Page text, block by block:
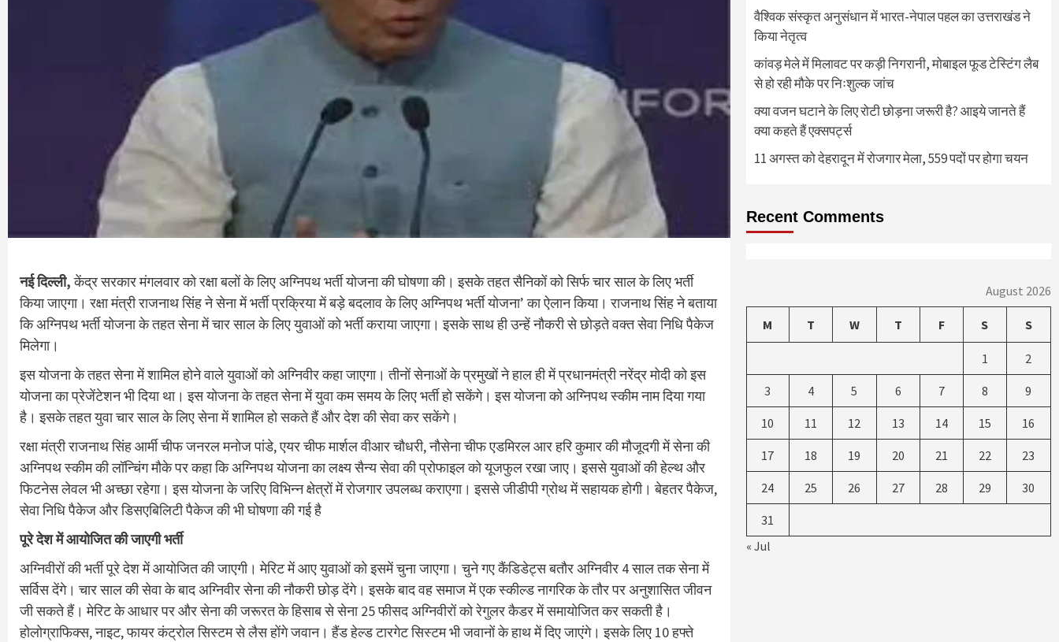
नई दिल्ली,केंद्र सरकार मंगलवार को रक्षा बलों के लिए अग्निपथ भर्ती योजना की घोषणा की। इसके तहत सैनिकों को सिर्फ चार साल के लिए भर्ती
किया जाएगा। रक्षा मंत्री राजनाथ सिंह ने सेना में भर्ती प्रक्रिया में बड़े बदलाव के लिए अग्निपथ भर्ती योजना’ का ऐलान किया। राजनाथ सिंह ने बताया
कि अग्निपथ भर्ती योजना के तहत सेना में चार साल के लिए युवाओं को भर्ती कराया जाएगा। इसके साथ ही उन्हें नौकरी से छोड़ते वक्त सेवा निधि पैकेज
मिलेगा।
इस योजना के तहत सेना में शामिल होने वाले युवाओं को अग्निवीर कहा जाएगा। तीनों सेनाओं के प्रमुखों ने हाल ही में प्रधानमंत्री नरेंद्र मोदी को इस
योजना का प्रेजेंटेशन भी दिया था। इस योजना के तहत सेना में युवा कम समय के लिए भर्ती हो सकेंगे। इस योजना को अग्निपथ स्कीम नाम दिया गया
है। इसके तहत युवा चार साल के लिए सेना में शामिल हो सकते हैं और देश की सेवा कर सकेंगे।
रक्षा मंत्री राजनाथ सिंह आर्मी चीफ जनरल मनोज पांडे, एयर चीफ मार्शल वीआर चौधरी, नौसेना चीफ एडमिरल आर हरि कुमार की मौजूदगी में सेना की
अग्निपथ स्कीम की लॉन्चिंग मौके पर कहा कि अग्निपथ योजना का लक्ष्य सैन्य सेवा की प्रोफाइल को यूजफुल रखा जाए। इससे युवाओं की हेल्थ और
फिटनेस लेवल भी अच्छा रहेगा। इस योजना के जरिए विभिन्न क्षेत्रों में रोजगार उपलब्ध कराएगा। इससे जीडीपी ग्रोथ में सहायक होगी। बेहतर पैकेज,
सेवा निधि पैकेज और डिसएबिलिटी पैकेज की भी घोषणा की गई है
पूरे देश में आयोजित की जाएगी भर्ती
अग्निवीरों की भर्ती पूरे देश में आयोजित की जाएगी। मेरिट में आए युवाओं को इसमें चुना जाएगा। चुने गए कैंडिडेट्स बतौर अग्निवीर 4 साल तक सेना में
सर्विस देंगे। चार साल की सेवा के बाद अग्निवीर सेना की नौकरी छोड़ देंगे। इसके बाद वह समाज में एक स्कील्ड नागरिक के तौर पर अनुशासित जीवन
जी सकते हैं। मेरिट के आधार पर और सेना की जरूरत के हिसाब से सेना 25 फीसद अग्निवीरों को रेगुलर कैडर में समायोजित कर सकती है।
होलोग्राफिक्स, नाइट, फायर कंट्रोल सिस्टम से लैस होंगे जवान। हैंड हेल्ड टारगेट सिस्टम भी जवानों के हाथ में दिए जाएंगे। इसके लिए 10 हफ्ते
वैश्विक संस्कृत अनुसंधान में भारत-नेपाल पहल का उत्तराखंड ने
किया नेतृत्व
कांवड़ मेले में मिलावट पर कड़ी निगरानी, मोबाइल फूड टेस्टिंग लैब
से हो रही मौके पर निःशुल्क जांच
क्या वजन घटाने के लिए रोटी छोड़ना जरूरी है? आइये जानते हैं
क्या कहते हैं एक्सपर्ट्स
11 अगस्त को देहरादून में रोजगार मेला, 559 पदों पर होगा चयन
Recent Comments
August 2026
M T W T F S S
1 2
3 4 5 6 7 8 9
10 11 12 13 14 15 16
17 18 19 20 21 22 23
24 25 26 27 28 29 30
31
« Jul